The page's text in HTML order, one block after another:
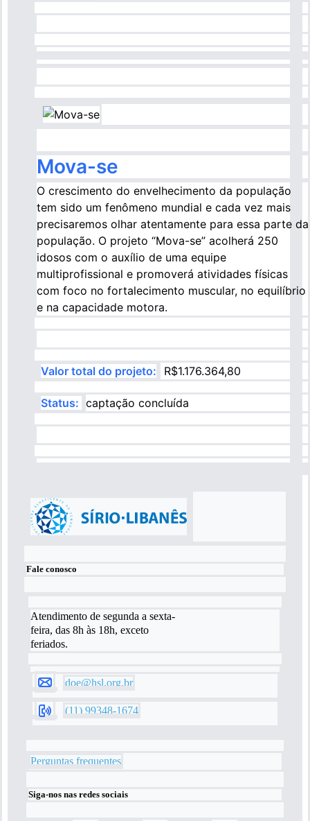
Imagem
Mova-se
O crescimento do envelhecimento da população
tem sido um fenômeno mundial e cada vez mais
precisaremos olhar atentamente para essa parte da
população. O projeto “Mova-se” acolherá 250
idosos com o auxílio de uma equipe
multiprofissional e promoverá atividades físicas
com foco no fortalecimento muscular, no equilíbrio
e na capacidade motora.
Valor total do projeto: R$1.176.364,80
Status: captação concluída
Fale conosco
Atendimento de segunda a sexta-
feira, das 8h às 18h, exceto
feriados.
doe@hsl.org.br
(11) 99348-1674
Perguntas frequentes
Siga-nos nas redes sociais